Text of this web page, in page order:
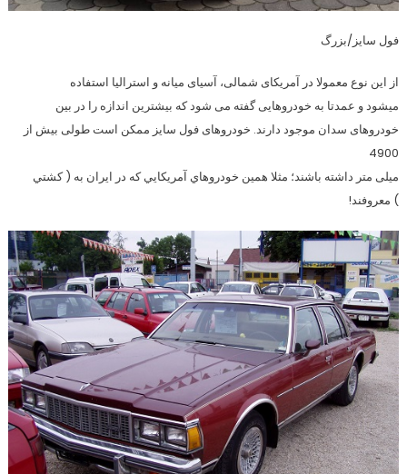
فول سایز/بزرگ
از این نوع معمولا در آمریکای شمالی، آسیای میانه و استرالیا استفاده
میشود و عمدتا به خودروهایی گفته می شود که بیشترین اندازه را در بین
خودروهای سدان موجود دارند. خودروهای فول سایز ممکن است طولی بیش از
4900
میلی متر داشته باشند؛ مثلا همین خودروهاي آمريكايي كه در ايران به ( كشتي
) معروفند!